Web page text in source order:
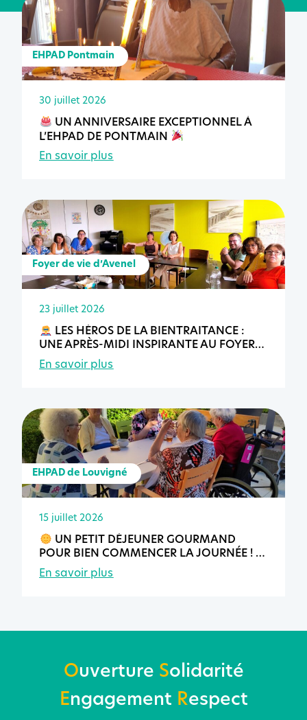
EHPAD Pontmain
30 juillet 2026
UN ANNIVERSAIRE EXCEPTIONNEL À
L’EHPAD DE PONTMAIN
En savoir plus
Foyer de vie d’Avenel
23 juillet 2026
LES HÉROS DE LA BIENTRAITANCE :
UNE APRÈS-MIDI INSPIRANTE AU FOYER
DE VIE D’AVENEL
En savoir plus
EHPAD de Louvigné
15 juillet 2026
UN PETIT DÉJEUNER GOURMAND
POUR BIEN COMMENCER LA JOURNÉE !
En savoir plus
Ouverture Solidarité
Engagement Respect